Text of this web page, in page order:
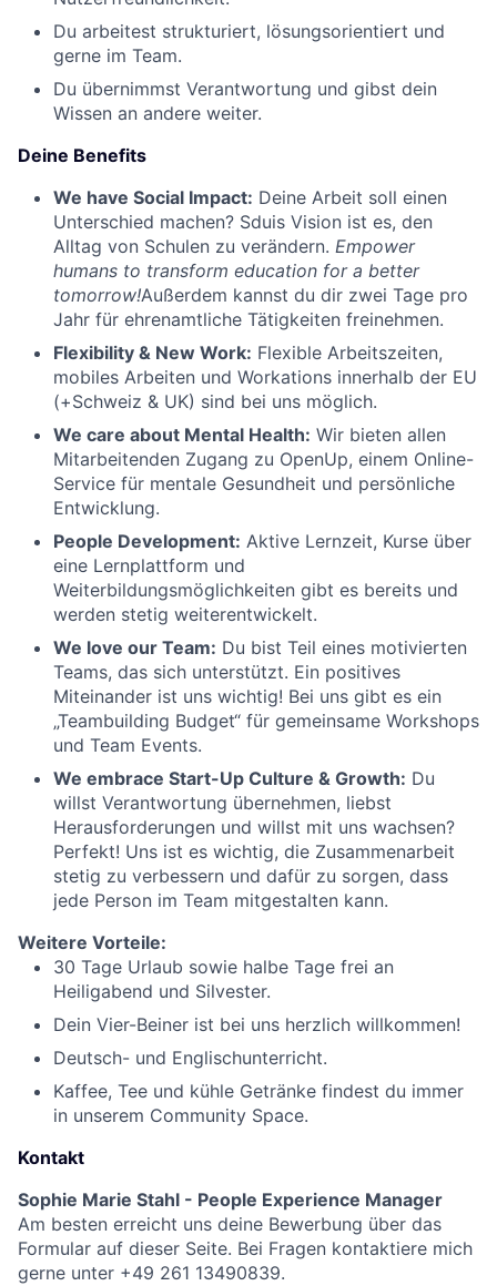
Du arbeitest strukturiert, lösungsorientiert und
gerne im Team.
Du übernimmst Verantwortung und gibst dein
Wissen an andere weiter.
Deine Benefits
We have Social Impact: Deine Arbeit soll einen
Unterschied machen? Sduis Vision ist es, den
Alltag von Schulen zu verändern. Empower
humans to transform education for a better
tomorrow!Außerdem kannst du dir zwei Tage pro
Jahr für ehrenamtliche Tätigkeiten freinehmen.
Flexibility & New Work: Flexible Arbeitszeiten,
mobiles Arbeiten und Workations innerhalb der EU
(+Schweiz & UK) sind bei uns möglich.
We care about Mental Health: Wir bieten allen
Mitarbeitenden Zugang zu OpenUp, einem Online-
Service für mentale Gesundheit und persönliche
Entwicklung.
People Development: Aktive Lernzeit, Kurse über
eine Lernplattform und
Weiterbildungsmöglichkeiten gibt es bereits und
werden stetig weiterentwickelt.
We love our Team: Du bist Teil eines motivierten
Teams, das sich unterstützt. Ein positives
Miteinander ist uns wichtig! Bei uns gibt es ein
„Teambuilding Budget“ für gemeinsame Workshops
und Team Events.
We embrace Start-Up Culture & Growth: Du
willst Verantwortung übernehmen, liebst
Herausforderungen und willst mit uns wachsen?
Perfekt! Uns ist es wichtig, die Zusammenarbeit
stetig zu verbessern und dafür zu sorgen, dass
jede Person im Team mitgestalten kann.
Weitere Vorteile:
30 Tage Urlaub sowie halbe Tage frei an
Heiligabend und Silvester.
Dein Vier-Beiner ist bei uns herzlich willkommen!
Deutsch- und Englischunterricht.
Kaffee, Tee und kühle Getränke findest du immer
in unserem Community Space.
Kontakt
Sophie Marie Stahl - People Experience Manager
Am besten erreicht uns deine Bewerbung über das
Formular auf dieser Seite. Bei Fragen kontaktiere mich
gerne unter +49 261 13490839.